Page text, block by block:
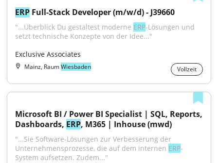
ERP Full-Stack Developer (m/w/d) - J39660
"...Überblick Du gestaltest moderne ERP-Lösungen und
setzt technische Konzepte von der Idee..."
Exclusive Associates
Mainz, RaumWiesbaden Vollzeit
Microsoft BI / Power BI Specialist | SQL, Reports,
Dashboards, ERP, M365 | Inhouse (mwd)
"...Sie Software-Lösungen zur Verbesserung der
Unternehmensprozesse, die auf dem internen ERP-
System aufsetzen. Zudem..."